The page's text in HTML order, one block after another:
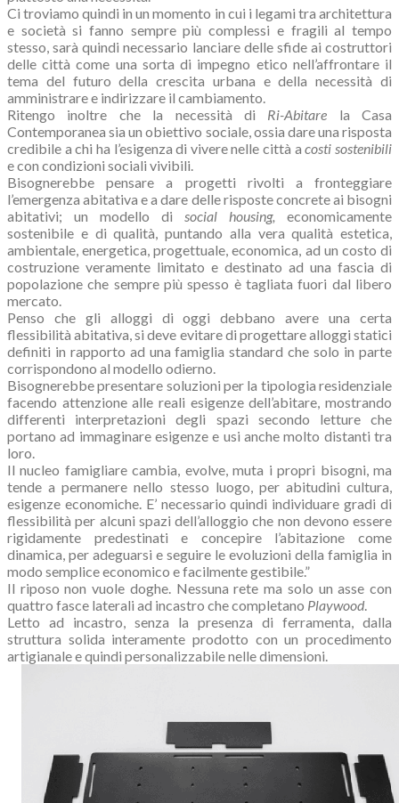
Ci troviamo quindi in un momento in cui i legami tra architettura
e società si fanno sempre più complessi e fragili al tempo
stesso, sarà quindi necessario lanciare delle sfide ai costruttori
delle città come una sorta di impegno etico nell’affrontare il
tema del futuro della crescita urbana e della necessità di
amministrare e indirizzare il cambiamento.
Ritengo inoltre che la necessità di Ri-Abitare la Casa
Contemporanea sia un obiettivo sociale, ossia dare una risposta
credibile a chi ha l’esigenza di vivere nelle città acosti sostenibili
e con condizioni sociali vivibili.
Bisognerebbe pensare a progetti rivolti a fronteggiare
l’emergenza abitativa e a dare delle risposte concrete ai bisogni
abitativi; un modello di social housing, economicamente
sostenibile e di qualità, puntando alla vera qualità estetica,
ambientale, energetica, progettuale, economica, ad un costo di
costruzione veramente limitato e destinato ad una fascia di
popolazione che sempre più spesso è tagliata fuori dal libero
mercato.
Penso che gli alloggi di oggi debbano avere una certa
flessibilità abitativa, si deve evitare di progettare alloggi statici
definiti in rapporto ad una famiglia standard che solo in parte
corrispondono al modello odierno.
Bisognerebbe presentare soluzioni per la tipologia residenziale
facendo attenzione alle reali esigenze dell’abitare, mostrando
differenti interpretazioni degli spazi secondo letture che
portano ad immaginare esigenze e usi anche molto distanti tra
loro.
Il nucleo famigliare cambia, evolve, muta i propri bisogni, ma
tende a permanere nello stesso luogo, per abitudini cultura,
esigenze economiche. E’ necessario quindi individuare gradi di
flessibilità per alcuni spazi dell’alloggio che non devono essere
rigidamente predestinati e concepire l’abitazione come
dinamica, per adeguarsi e seguire le evoluzioni della famiglia in
modo semplice economico e facilmente gestibile.”
Il riposo non vuole doghe. Nessuna rete ma solo un asse con
quattro fasce laterali ad incastro che completano Playwood.
Letto ad incastro, senza la presenza di ferramenta, dalla
struttura solida interamente prodotto con un procedimento
artigianale e quindi personalizzabile nelle dimensioni.